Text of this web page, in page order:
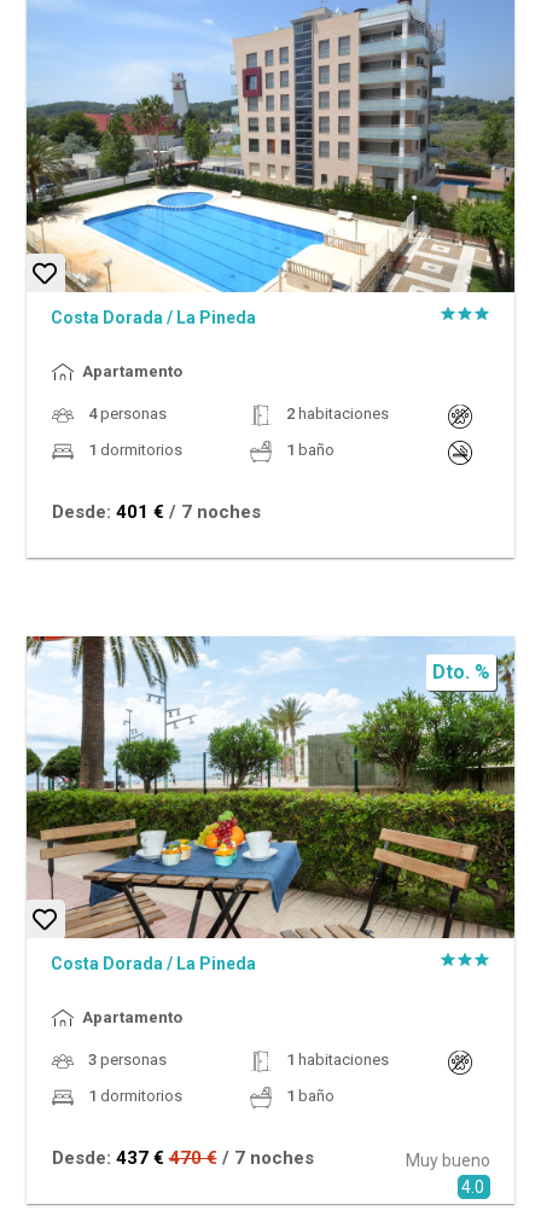
Costa Dorada / La Pineda
Apartamento
4personas 2habitaciones
1 dormitorios 1 baño
Desde: 401 € / 7 noches
Dto. %
Costa Dorada / La Pineda
Apartamento
3personas 1 habitaciones
1 dormitorios 1 baño
Desde: 437 € 470 € / 7 noches
Muy bueno
4.0